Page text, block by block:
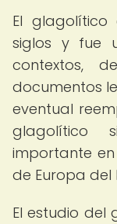
El
siglos y fue
contextos,
documentos
eventual
glagolítico
importante
de Europa del
El estudio del